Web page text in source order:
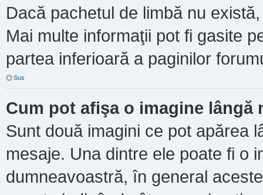
Dacă pachetul de limbă nu
Mai multe informaţii pot fi gasite
partea inferioară a paginilor
Sus
Cum pot afişa o imagine lângă
Sunt două imagini ce pot apărea
mesaje. Una dintre ele poate fi o
dumneavoastră, în general